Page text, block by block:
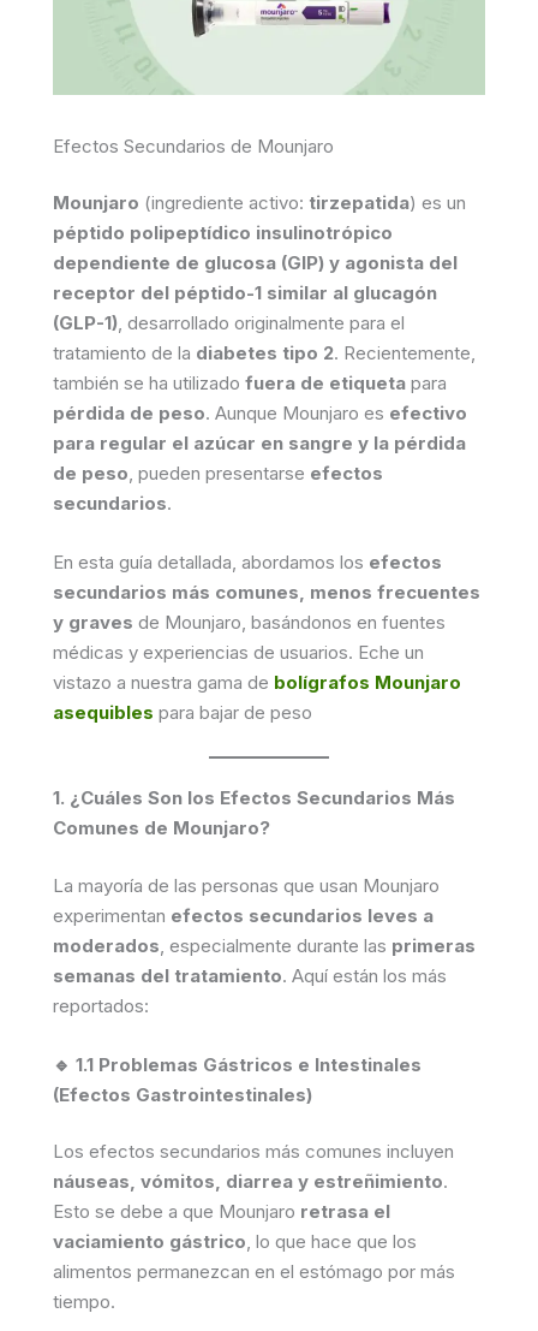
Efectos Secundarios de Mounjaro
Mounjaro (ingrediente activo: tirzepatida) es un
péptido polipeptídico insulinotrópico
dependiente de glucosa (GIP) y agonista del
receptor del péptido-1 similar al glucagón
(GLP-1), desarrollado originalmente para el
tratamiento de la diabetes tipo 2. Recientemente,
también se ha utilizado fuera de etiqueta para
pérdida de peso. Aunque Mounjaro es efectivo
para regular el azúcar en sangre y la pérdida
de peso, pueden presentarse efectos
secundarios.
En esta guía detallada, abordamos los efectos
secundarios más comunes, menos frecuentes
y graves de Mounjaro, basándonos en fuentes
médicas y experiencias de usuarios. Eche un
vistazo a nuestra gama de bolígrafos Mounjaro
asequibles para bajar de peso
1. ¿Cuáles Son los Efectos Secundarios Más
Comunes de Mounjaro?
La mayoría de las personas que usan Mounjaro
experimentan efectos secundarios leves a
moderados , especialmente durante las primeras
semanas del tratamiento. Aquí están los más
reportados:
🔹 1.1 Problemas Gástricos e Intestinales
(Efectos Gastrointestinales)
Los efectos secundarios más comunes incluyen
náuseas, vómitos, diarrea y estreñimiento.
Esto se debe a que Mounjaro retrasa el
vaciamiento gástrico, lo que hace que los
alimentos permanezcan en el estómago por más
tiempo.